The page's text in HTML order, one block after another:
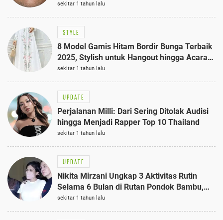
sekitar 1 tahun lalu
STYLE
8 Model Gamis Hitam Bordir Bunga Terbaik
2025, Stylish untuk Hangout hingga Acara
Semi-Formal
sekitar 1 tahun lalu
UPDATE
Perjalanan Milli: Dari Sering Ditolak Audisi
hingga Menjadi Rapper Top 10 Thailand
sekitar 1 tahun lalu
UPDATE
Nikita Mirzani Ungkap 3 Aktivitas Rutin
Selama 6 Bulan di Rutan Pondok Bambu,
Terungkap!
sekitar 1 tahun lalu